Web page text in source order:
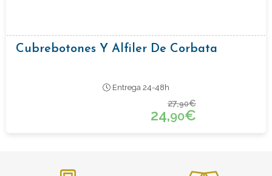
Cubrebotones Y Alfiler De Corbata
Entrega 24-48h
27,90€
24,90€